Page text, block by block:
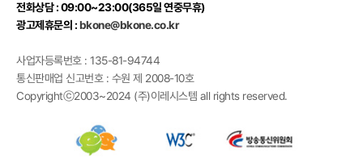
전화상담 : 09:00~23:00(365일 연중무휴)
광고제휴문의 :bkone@bkone.co.kr
사업자등록번호 : 135-81-94744
통신판매업 신고번호 : 수원 제 2008-10호
Copyrightⓒ2003~2024 (주)이레시스템 all rights reserved.